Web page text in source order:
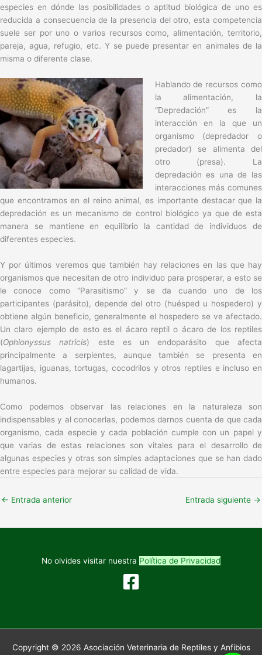
especies en dónde las posibilidades o aptitud biológica de uno es
reducida a consecuencia de la presencia del otro, esta competencia
suele ser por uno o varios recursos como, alimentación, territorio,
pareja, agua, refugio, etc. Y se puede presentar en animales de la
misma o diferente clase.
Hablando de recursos como
la alimentación, la
“Depredación” es la
interacción en la que un
organismo (depredador o
predador) se alimenta del
otro (presa). La
depredación es una de las
interacciones más comunes
que encontramos en el reino animal, es importante destacar que la
depredación es un mecanismo de control biológico ya que de esta
manera se mantiene en equilibrio la cantidad de individuos de
diferentes especies.
Y por últimos veremos que también hay relaciones en las que hay
organismos que necesitan de otro individuo para prosperar, a esto se
le conoce como “Parasitismo” y se da cuando uno de los
participantes (parásito), depende del otro (huésped u hospedero) y
obtiene algún beneficio, generalmente el hospedero se ve afectado.
Un claro ejemplo de esto es el ácaro reptil o ácaro de los reptiles
(Ophionyssus natricis) este es un endoparásito que afecta
principalmente a serpientes, aunque también se presenta en
lagartijas, iguanas, tortugas, cocodrilos y otros reptiles e incluso en
humanos.
Como podemos observar las relaciones en la naturaleza son
indispensables y al conocerlas, podemos darnos cuenta de que cada
organismo, cada especie y cada población cumple con un papel y
que varias de estas relaciones son vitales para el desarrollo de
algunas especies y otras son simples adaptaciones que se han dado
entre especies para mejorar su calidad de vida.
← Entrada anterior Entrada siguiente →
No olvides visitar nuestra Política de Privacidad
Copyright © 2026 Asociación Veterinaria de Reptiles y Anfibios